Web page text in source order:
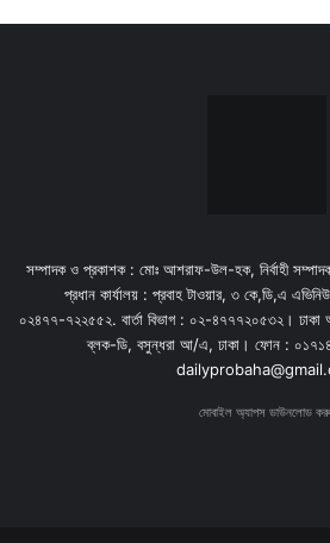
সম্পাদক ও প্রকাশক : মোঃ আশরাফ-উল-হক, নির্বাহী
প্রধান কার্যালয় : প্রবাহ টাওয়ার, ৩ কে,ডি,এ
০২৪৭৭-৭২২৫৫২. বার্তা বিভাগ : ০২-৪৭৭৭২০৫৩২।
ব্লক-ডি, বসুন্ধরা আ/এ, ঢাকা। ফোন :
মোবাইল অ্যাপস ডাউনলোড